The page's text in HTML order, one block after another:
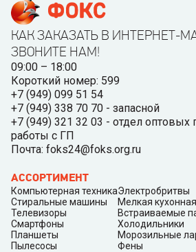
КАК ЗАКАЗАТЬ В ИНТЕРНЕТ-
ЗВОНИТЕ НАМ!
09:00 – 18:00
Короткий номер: 599
+7 (949) 099 51 54
+7 (949) 338 70 70 - запасной
+7 (949) 321 32 03 - отдел оптовых
работы с ГП
Почта: foks24@foks.org.ru
АССОРТИМЕНТ
Компьютерная техника
Стиральные машины
Телевизоры
Смартфоны
Планшеты
Пылесосы
Электробритвы
Мелкая
Встраиваемые
Холодильники
Морозильные
Фены